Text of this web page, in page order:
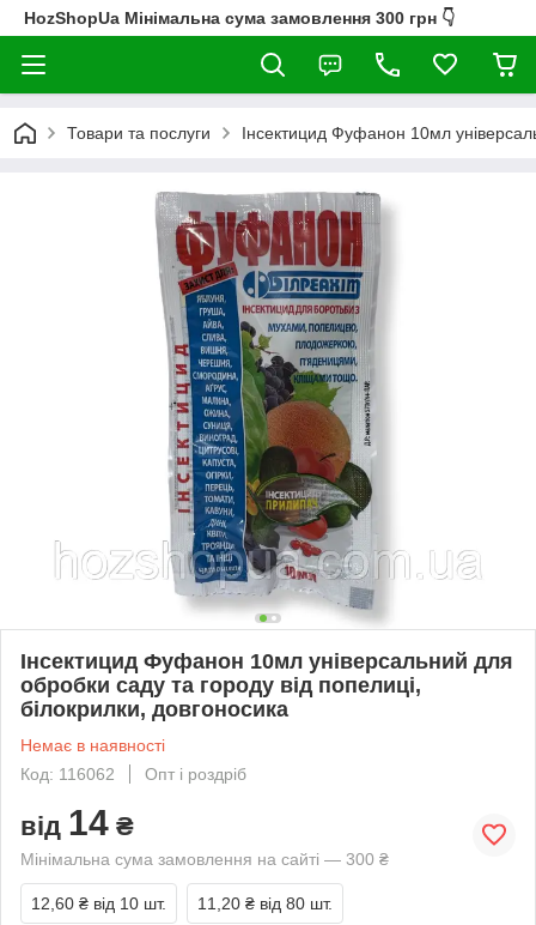
HozShopUa Мінімальна сума замовлення 300 грн 👇
Товари та послуги Інсектицид Фуфанон 10мл
Інсектицид Фуфанон 10мл універсальний для
обробки саду та городу від попелиці,
білокрилки, довгоносика
Немає в наявності
Код: 116062
Опт і роздріб
від 14 ₴
Мінімальна сума замовлення на сайті — 300 ₴
12,60 ₴ від 10 шт. 11,20 ₴ від 80 шт.